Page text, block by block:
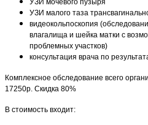
УЗИ мочевого пузыря
УЗИ малого таза
видеокольпоскопия
влагалища и шейка матки с
проблемных участков)
консультация врача по
Комплексное обследование всего
17250р. Скидка 80%
В стоимость входит: